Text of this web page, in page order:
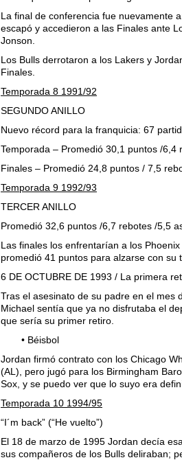
La final de conferencia fue nuevamente
escapó y accedieron a las Finales ante
Jonson.
Los Bulls derrotaron a los Lakers y
Finales.
Temporada 8 1991/92
SEGUNDO ANILLO
Nuevo récord para la franquicia: 67
Temporada – Promedió 30,1 puntos /6,4
Finales – Promedió 24,8 puntos / 7,5
Temporada 9 1992/93
TERCER ANILLO
Promedió 32,6 puntos /6,7 rebotes /5,5
Las finales los enfrentarían a los
promedió 41 puntos para alzarse con su
6 DE OCTUBRE DE 1993 / La primera
Tras el asesinato de su padre en el mes
Michael sentía que ya no disfrutaba el
que sería su primer retiro.
• Béisbol
Jordan firmó contrato con los Chicago
(AL), pero jugó para los Birmingham
Sox, y se puedo ver que lo suyo era
Temporada 10 1994/95
“I´m back” (“He vuelto”)
El 18 de marzo de 1995 Jordan decía
sus compañeros de los Bulls deliraban;